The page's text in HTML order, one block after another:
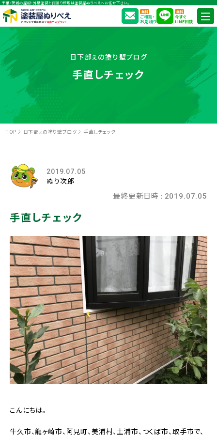
千葉・茨城の屋根・外壁塗装と雨漏り修理は塗装屋ぬりべえへお任せ下さい。
無料
ご相談・
お見積り
無料
今すぐ
LINE相談
日下部ぇの塗り壁ブログ
手直しチェック
TOP 日下部ぇの塗り壁ブログ 手直しチェック
2019.07.05
ぬり次郎
最終更新日時 : 2019.07.05
手直しチェック
こんにちは。
牛久市、龍ヶ崎市、阿見町、美浦村、土浦市、つくば市、取手市で、